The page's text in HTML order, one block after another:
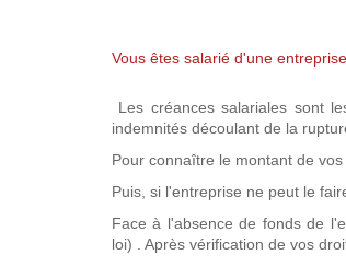
Vous êtes salarié d'une
Les créances salariales sont
indemnités découlant de la
Pour connaître le montant de
Puis, si l'entreprise ne peut le
Face à l'absence de fonds de
loi) . Après vérification de vos